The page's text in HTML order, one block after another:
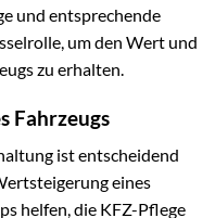
und entsprechende
um den Wert und
zu erhalten.
Fahrzeugs
ist entscheidend
eines
helfen, die KFZ-Pflege